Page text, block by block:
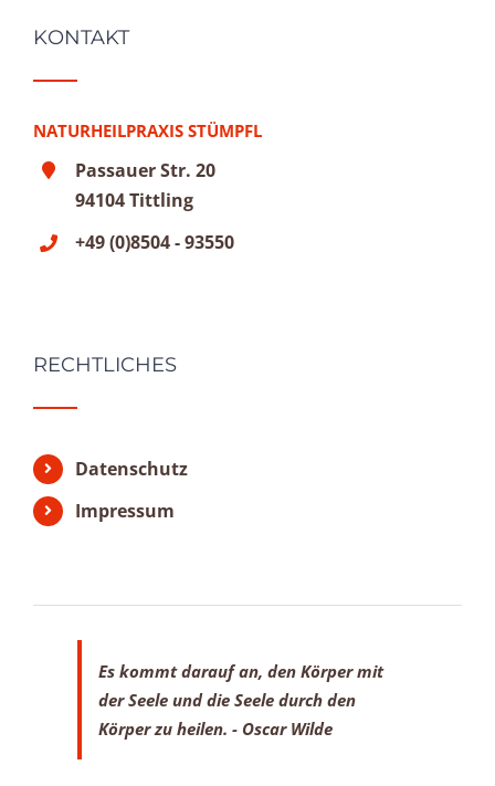
KONTAKT
NATURHEILPRAXIS STÜMPFL
Passauer Str. 20
94104 Tittling
+49 (0)8504 - 93550
RECHTLICHES
Datenschutz
Impressum
Es kommt darauf an, den Körper mit
der Seele und die Seele durch den
Körper zu heilen. - Oscar Wilde